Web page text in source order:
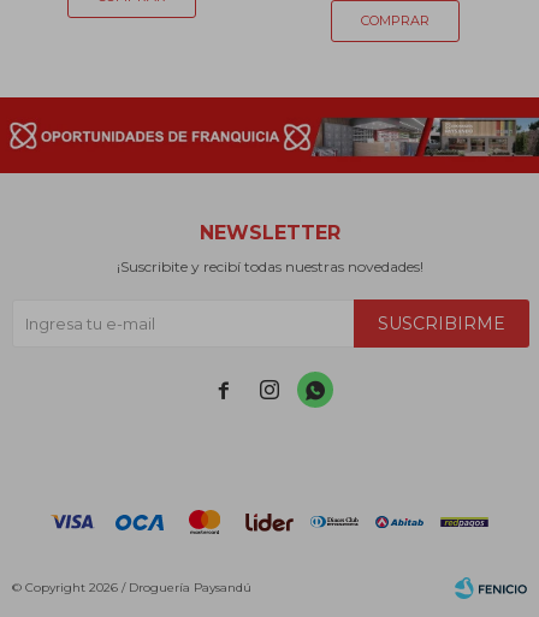
NEWSLETTER
¡Suscribite y recibí todas nuestras novedades!
SUSCRIBIRME
  
© Copyright 2026 / Droguería Paysandú